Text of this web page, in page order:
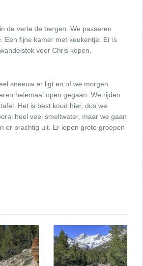
de verte de bergen. We passeren
Een fijne kamer met keukentje. Er is
voor Chris kopen.
sneeuw er ligt en of we morgen
helemaal open gegaan. We rijden
Het is best koud hier, dus we
heel veel smeltwater, maar we gaan
er prachtig uit. Er lopen grote groepen